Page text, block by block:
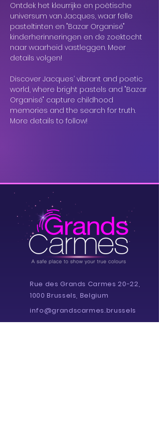
Ontdek het kleurrijke en poëtische
universum van Jacques, waar felle
pasteltinten en "Bazar Organisé"
kinderherinneringen en de zoektocht
naar waarheid vastleggen. Meer
details volgen!
Discover Jacques’ vibrant and poetic
world, where bright pastels and "Bazar
Organisé" capture childhood
memories and the search for truth.
More details to follow!
Rue des Grands Carmes 20-22,
1000 Brussels, Belgium
info@grandscarmes.brussels